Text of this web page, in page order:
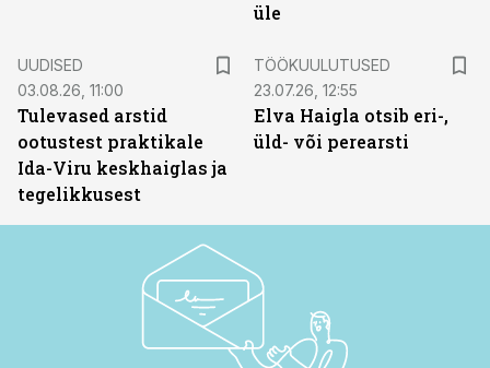
üle
UUDISED
03.08.26, 11:00
Tulevased arstid
ootustest praktikale
Ida-Viru keskhaiglas ja
tegelikkusest
TÖÖKUULUTUSED
23.07.26, 12:55
Elva Haigla otsib eri-,
üld- või perearsti